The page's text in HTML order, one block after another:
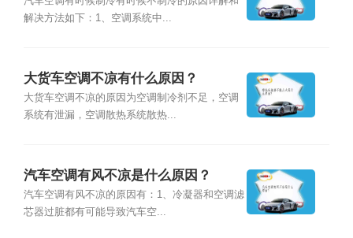
解决方法如下：1、空调系统中...
大货车空调不凉有什么原因？
大货车空调不凉的原因为空调制冷剂不足，空调
系统有泄漏，空调散热系统散热...
汽车空调有风不凉是什么原因？
汽车空调有风不凉的原因有：1、冷凝器和空调滤
芯器过脏都有可能导致汽车空...